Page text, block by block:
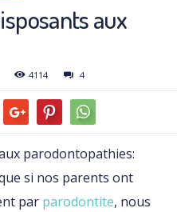
aux
4114 4
parodontopathies:
si nos parents ont
par parodontite, nous